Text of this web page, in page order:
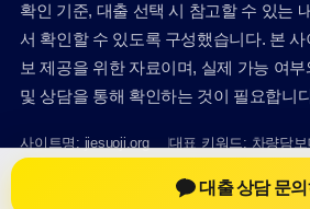
확인 기준, 대출 선택 시 참고할 수 있는
서 확인할 수 있도록 구성했습니다. 본
보 제공을 위한 자료이며, 실제 가능 여
및 상담을 통해 확인하는 것이 필요합니
사이트명: jiesuoji.org
대표 키워드: 차량담
URL: https://jiesuoji.org/
COPYRIGHT jiesuoji.org ALL RIGHTS
대출 상담 문